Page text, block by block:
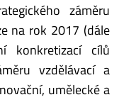
záměru
na rok 2017 (dále
konkretizací cílů
vzdělávací a
umělecké a